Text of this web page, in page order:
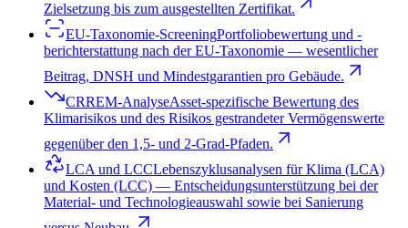
Zielsetzung bis zum ausgestellten Zertifikat.
EU-Taxonomie-ScreeningPortfoliobewertung und -
berichterstattung nach der EU-Taxonomie — wesentlicher
Beitrag, DNSH und Mindestgarantien pro Gebäude.
CRREM-AnalyseAsset-spezifische Bewertung des
Klimarisikos und des Risikos gestrandeter Vermögenswerte
gegenüber den 1,5- und 2-Grad-Pfaden.
LCA und LCCLebenszyklusanalysen für Klima (LCA)
und Kosten (LCC) — Entscheidungsunterstützung bei der
Material- und Technologieauswahl sowie bei Sanierung